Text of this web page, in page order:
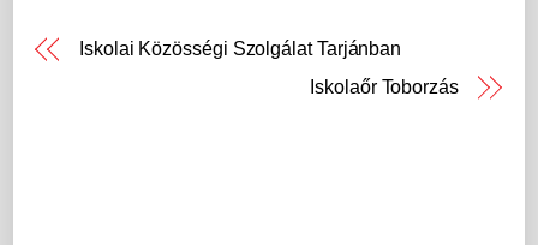
Iskolai Közösségi Szolgálat Tarjánban
Iskolaőr Toborzás